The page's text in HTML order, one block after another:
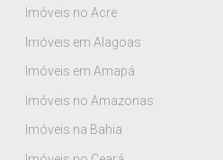
Imóveis no Acre
Imóveis em Alagoas
Imóveis em Amapá
Imóveis no Amazonas
Imóveis na Bahia